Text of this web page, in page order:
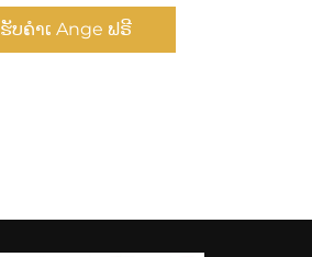
ຮັບຄຳເ Ange ຟຣີ